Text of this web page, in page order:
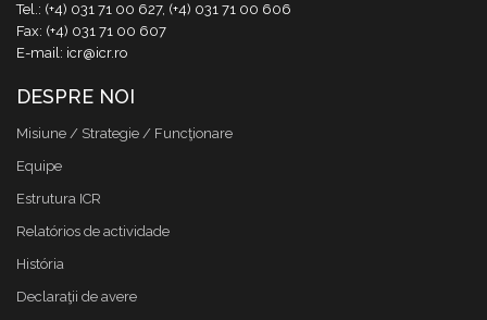
Tel.: (+4) 031 71 00 627, (+4) 031 71 00 606
Fax: (+4) 031 71 00 607
E-mail: icr@icr.ro
DESPRE NOI
Misiune / Strategie / Funcţionare
Equipe
Estrutura ICR
Relatórios de actividade
História
Declaraţii de avere